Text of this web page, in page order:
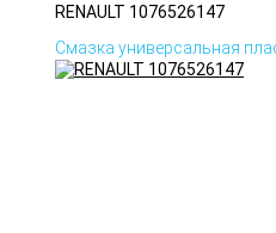
RENAULT 1076526147
Смазка универсальная